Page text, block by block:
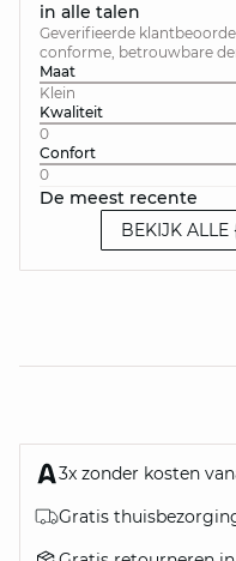
in alle talen
Geverifieerde
conforme, betrouwbare
Maat
Klein
Kwaliteit
0
Confort
0
De meest recente
BEKIJK
3x zonder kosten
Gratis